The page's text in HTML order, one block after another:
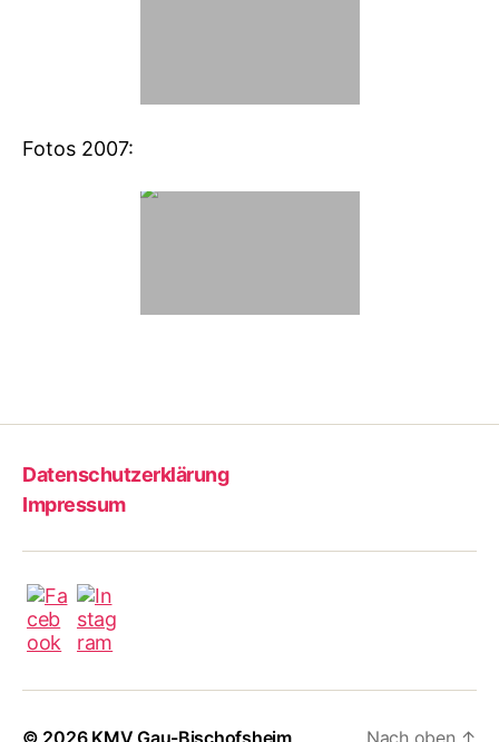
Fotos 2007:
Datenschutzerklärung
Impressum
© 2026 KMV Gau-Bischofsheim Nach oben ↑